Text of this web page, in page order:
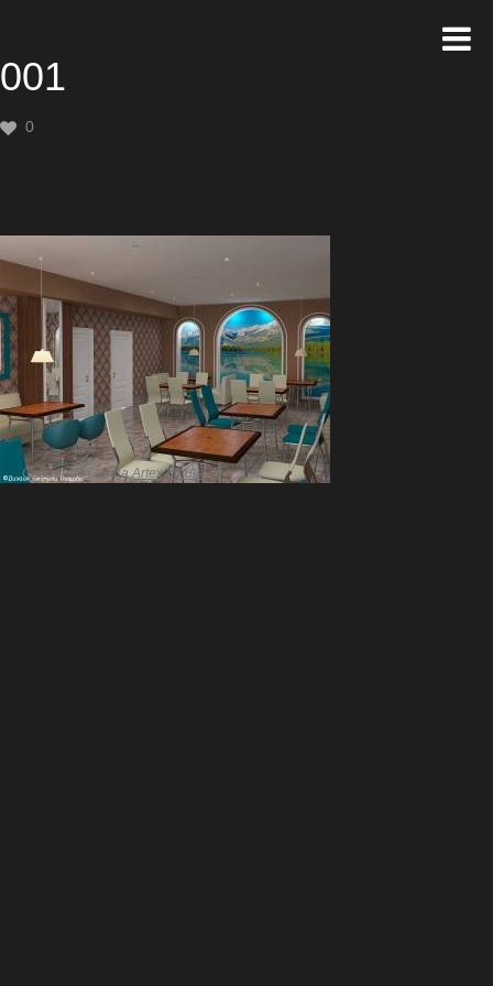
001
0
Создание сайтаArtex Media